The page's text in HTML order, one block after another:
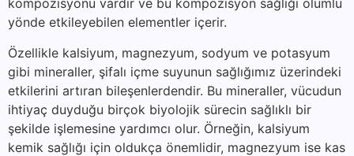
kompozisyonu vardır ve bu kompozisyon sağlığı olumlu
yönde etkileyebilen elementler içerir.
Özellikle kalsiyum, magnezyum, sodyum ve potasyum
gibi mineraller, şifalı içme suyunun sağlığımız üzerindeki
etkilerini artıran bileşenlerdendir. Bu mineraller, vücudun
ihtiyaç duyduğu birçok biyolojik sürecin sağlıklı bir
şekilde işlemesine yardımcı olur. Örneğin, kalsiyum
kemik sağlığı için oldukça önemlidir, magnezyum ise kas